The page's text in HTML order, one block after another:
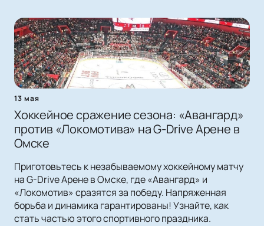
13 мая
Хоккейное сражение сезона: «Авангард»
против «Локомотива» на G-Drive Арене в
Омске
Приготовьтесь к незабываемому хоккейному матчу
на G-Drive Арене в Омске, где «Авангард» и
«Локомотив» сразятся за победу. Напряженная
борьба и динамика гарантированы! Узнайте, как
стать частью этого спортивного праздника.